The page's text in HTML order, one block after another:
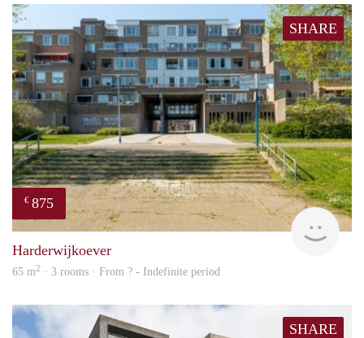
SHARE
€ 875
Harderwijkoever
65 m2 · 3 rooms · From ? - Indefinite period
SHARE